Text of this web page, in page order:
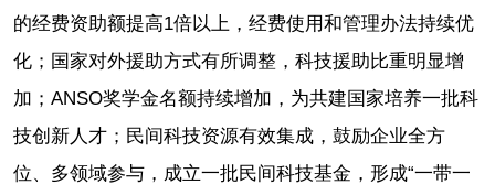
的经费资助额提高1倍以上，经费使用和管理办法持续优
化；国家对外援助方式有所调整，科技援助比重明显增
加；ANSO奖学金名额持续增加，为共建国家培养一批科
技创新人才；民间科技资源有效集成，鼓励企业全方
位、多领域参与，成立一批民间科技基金，形成“一带一